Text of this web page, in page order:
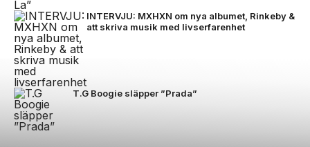
INTERVJU: MXHXN om nya albumet, Rinkeby &
att skriva musik med livserfarenhet
T.G Boogie släpper ”Prada”